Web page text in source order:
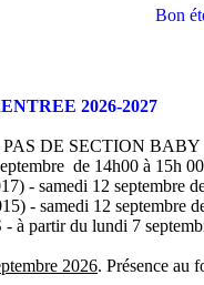
Bon
2026-2027
DE SECTION BABY
de 14h00 à 15h
- samedi 12 septembre
- samedi 12 septembre
partir du lundi 7
2026. Présence au